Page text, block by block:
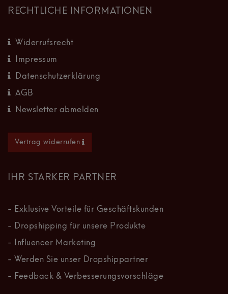
RECHTLICHE INFORMATIONEN
Widerrufsrecht
Impressum
Datenschutzerklärung
AGB
Newsletter abmelden
Vertrag widerrufen
IHR STARKER PARTNER
- Exklusive Vorteile für Geschäftskunden
- Dropshipping für unsere Produkte
- Influencer Marketing
- Werden Sie unser Dropshippartner
- Feedback & Verbesserungsvorschläge